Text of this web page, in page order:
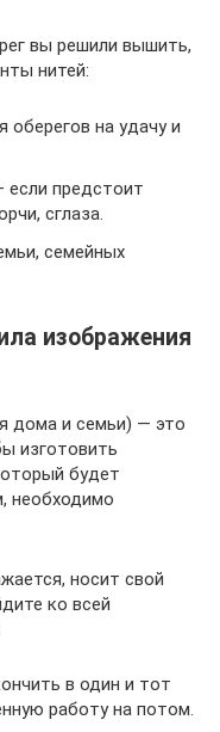
вы решили вышить,
нитей:
оберегов на удачу и
если предстоит
сглаза.
семейных
изображения
дома и семьи) — это
изготовить
будет
необходимо
носит свой
ко всей
в один и тот
работу на потом.